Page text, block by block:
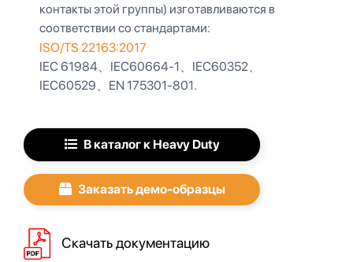
контакты этой группы) изготавливаются в
соответствии со стандартами:
ISO/TS 22163:2017
IEC 61984、IEC60664-1、IEC60352、
IEC60529、EN 175301-801.
В каталог к Heavy Duty
Заказать демо-образцы
Скачать документацию